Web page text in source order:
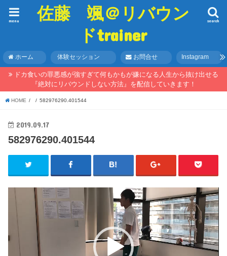
佐藤 颯＠リバウン
ドtrainer
search
menu
ホーム 体験セッション お問合せ Instagram
ドカ食いの罪悪感が強すぎて何もかもが嫌になる人生から抜け出せる
『絶対にリバウンドしない方法』を配信していきます！
HOME 582976290.401544
2019.09.17
582976290.401544
動
ー